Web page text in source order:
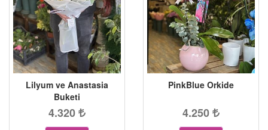
Lilyum ve Anastasia
Buketi
4.320
PinkBlue Orkide
4.250